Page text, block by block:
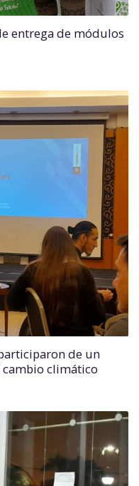
entrega de módulos
de un
climático